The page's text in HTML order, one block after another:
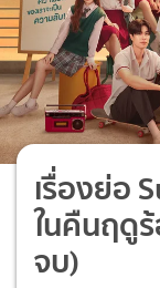
เรื่องย่อ
ในคืนฤดู
จบ)